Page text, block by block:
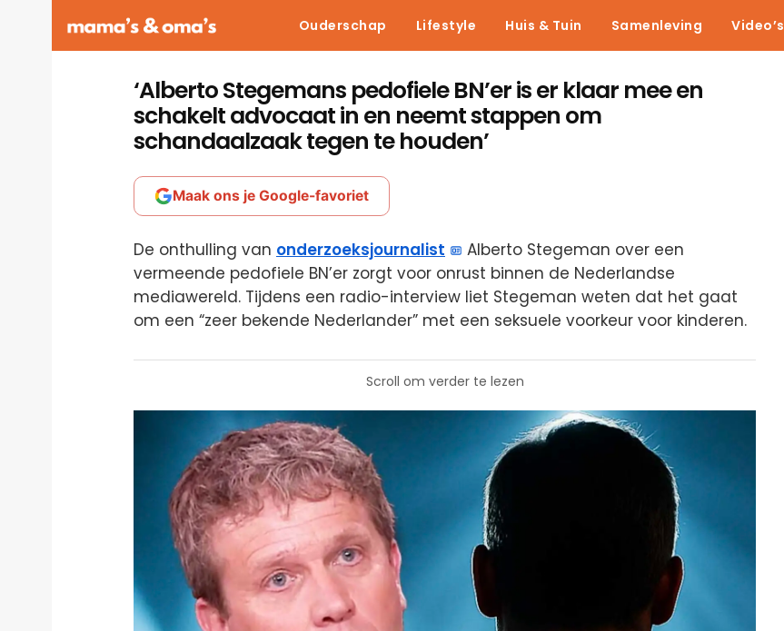
Ouderschap Lifestyle Huis & Tuin Samenleving Video’s
‘Alberto Stegemans pedofiele BN’er is er klaar mee en
schakelt advocaat in en neemt stappen om
schandaalzaak tegen te houden’
Maak ons je Google-favoriet
De onthulling van onderzoeksjournalist
Alberto Stegeman over een
vermeende pedofiele BN’er zorgt voor onrust binnen de Nederlandse
mediawereld. Tijdens een radio-interview liet Stegeman weten dat het gaat
om een “zeer bekende Nederlander” met een seksuele voorkeur voor kinderen.
Scroll om verder te lezen